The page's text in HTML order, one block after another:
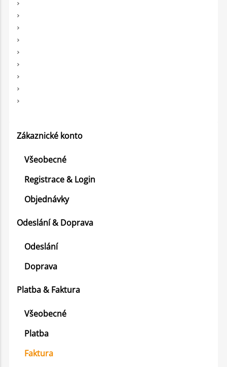
Zákaznické konto
Všeobecné
Registrace & Login
Objednávky
Odeslání & Doprava
Odeslání
Doprava
Platba & Faktura
Všeobecné
Platba
Faktura